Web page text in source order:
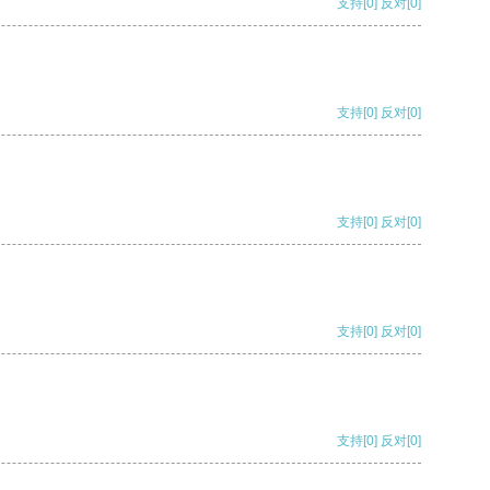
支持 [0] 反对 [0]
支持[0] 反对[0]
支持[0] 反对[0]
支持[0] 反对[0]
支持[0] 反对[0]